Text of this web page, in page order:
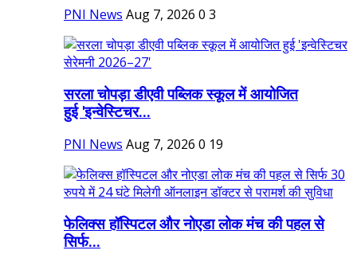
PNI News Aug 7, 2026 0 3
सरला चोपड़ा डीएवी पब्लिक स्कूल में आयोजित
हुई 'इन्वेस्टिचर...
PNI News Aug 7, 2026 0 19
फेलिक्स हॉस्पिटल और नोएडा लोक मंच की पहल से
सिर्फ...